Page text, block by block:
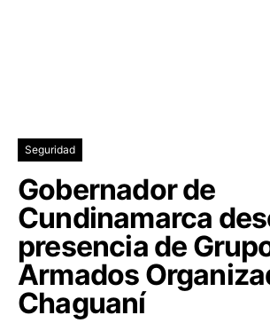
Seguridad
Gobernador de
Cundinamarca
presencia de
Armados
Chaguaní